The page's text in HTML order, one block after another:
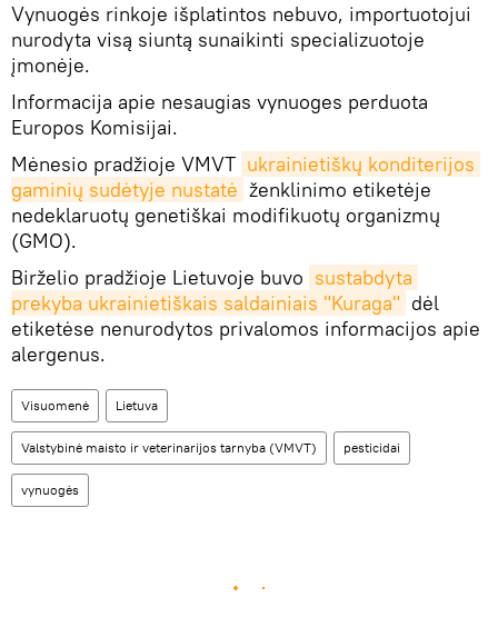
Vynuogės rinkoje išplatintos nebuvo, importuotojui
nurodyta visą siuntą sunaikinti specializuotoje
įmonėje.
Informacija apie nesaugias vynuoges perduota
Europos Komisijai.
Mėnesio pradžioje VMVT ukrainietiškų konditerijos
gaminių sudėtyje nustatė ženklinimo etiketėje
nedeklaruotų genetiškai modifikuotų organizmų
(GMO).
Birželio pradžioje Lietuvoje buvo sustabdyta
prekyba ukrainietiškais saldainiais "Kuraga" dėl
etiketėse nenurodytos privalomos informacijos apie
alergenus.
Visuomenė Lietuva
Valstybinė maisto ir veterinarijos tarnyba (VMVT) pesticidai
vynuogės